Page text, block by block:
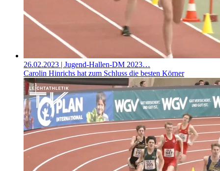
26.02.2023 | Jugend-Hallen-DM 2023…
Carolin Hinrichs hat zum Schluss die besten Körner